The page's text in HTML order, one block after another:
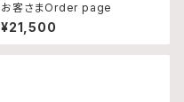
お客さまOrder page
¥21,500